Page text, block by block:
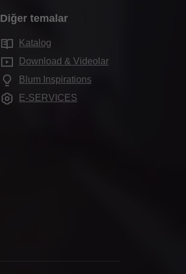
Diğer temalar
Katalog
Download & Videolar
Blum Inspirations
E-SERVICES